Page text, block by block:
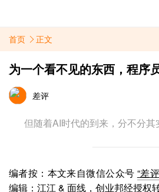
首页 正文
为一个看不见的东西，程序
差评
但随着AI时代的到来，分不分其
编者按：本文来自微信公众号 “差
编辑：江江 & 面线 ，创业邦经授权